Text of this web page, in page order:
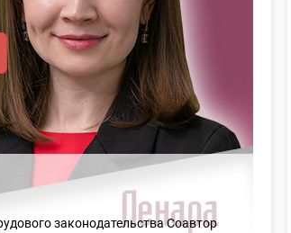
законодательства Соавтор